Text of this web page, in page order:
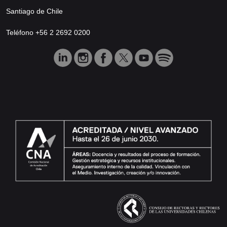
Santiago de Chile
Teléfono +56 2 2692 0200